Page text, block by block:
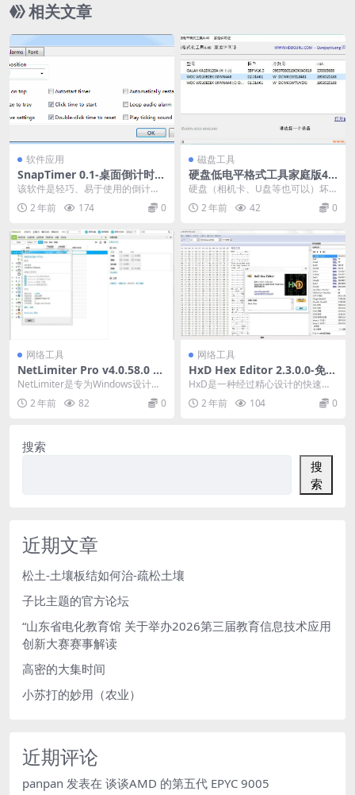
相关文章
软件应用
SnapTimer 0.1-桌面倒计时小
工具
该软件是轻巧、易于使用的倒计时
工具，助你提高工作效率。 特点：
界面干净简洁 可...
2 年前 174 0
磁盘工具
硬盘低电平格式工具家庭版4.4
0-HDD LLF 硬盘低格工具汉化
注册版-U盘硬盘复活器
硬盘（相机卡、U盘等也可以）坏
道多？卡顿？一直死读盘？喀咔喀
咔喀....？甚至无...
2 年前 42 0
网络工具
NetLimiter Pro v4.0.58.0 中
文特别版-网络流量控制软件
NetLimiter是专为Windows设计的
终极互联网流量控制和监控工具，
您可...2 年前 82 0
网络工具
HxD Hex Editor 2.3.0.0-免费
的十六进制编辑器/磁盘编辑器
HxD是一种经过精心设计的快速十
六进制编辑器，除原始磁盘编辑和
主存储器（RAM）...
2 年前 104 0
搜索
搜
索
近期文章
松土-土壤板结如何治-疏松土壤
子比主题的官方论坛
“山东省电化教育馆 关于举办2026第三届教育信息技术应用
创新大赛赛事解读
高密的大集时间
小苏打的妙用（农业）
近期评论
panpan 发表在 谈谈AMD 的第五代 EPYC 9005